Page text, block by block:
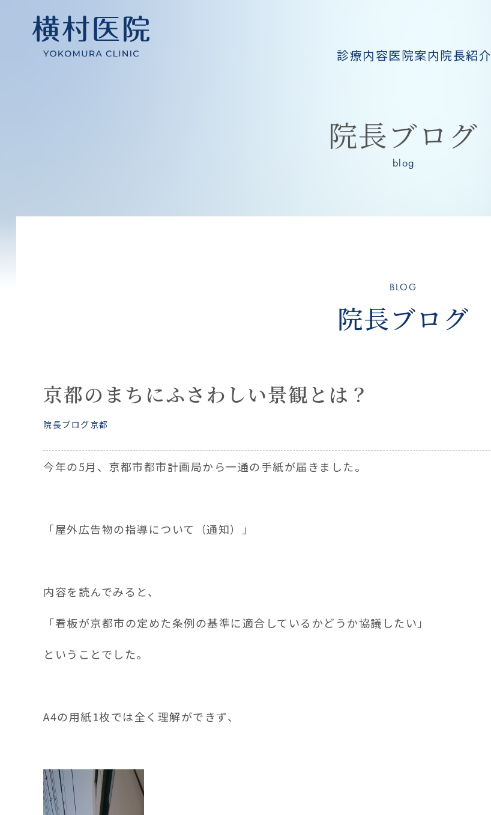
診療内容医院案内院長紹介
院長ブログ
blog
BLOG
院長ブログ
京都のまちにふさわしい景観とは？
院長ブログ京都
今年の5月、京都市都市計画局から一通の手紙が届きました。
「屋外広告物の指導について（通知）」
内容を読んでみると、
「看板が京都市の定めた条例の基準に適合しているかどうか協議したい」
ということでした。
A4の用紙1枚では全く理解ができず、